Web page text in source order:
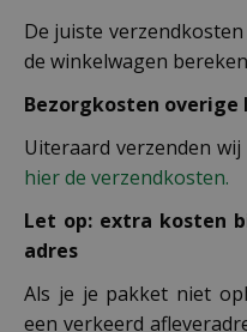
De juiste
de winkelwagen
Bezorgkosten overige
Uiteraard verzenden
hier de verzendkosten.
Let op: extra kosten
adres
Als je je pakket niet
een verkeerd